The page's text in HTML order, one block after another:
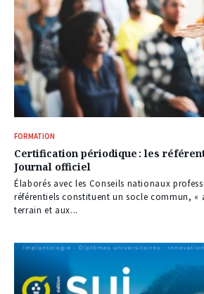
FORMATION
Certification périodique : les
Journal officiel
Élaborés avec les Conseils nationaux
référentiels constituent un socle commun, «
terrain et aux...